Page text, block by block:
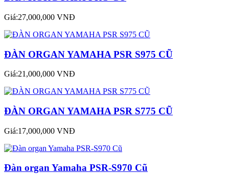
Giá:27,000,000 VNĐ
ĐÀN ORGAN YAMAHA PSR S975 CŨ
Giá:21,000,000 VNĐ
ĐÀN ORGAN YAMAHA PSR S775 CŨ
Giá:17,000,000 VNĐ
Đàn organ Yamaha PSR-S970 Cũ